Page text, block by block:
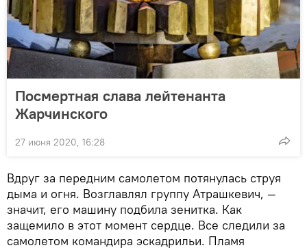
Посмертная слава лейтенанта
Жарчинского
27 июня 2020, 16:28
Вдруг за передним самолетом потянулась струя
дыма и огня. Возглавлял группу Атрашкевич, —
значит, его машину подбила зенитка. Как
защемило в этот момент сердце. Все следили за
самолетом командира эскадрильи. Пламя